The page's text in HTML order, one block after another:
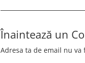
Înaintează un
Adresa ta de email nu va